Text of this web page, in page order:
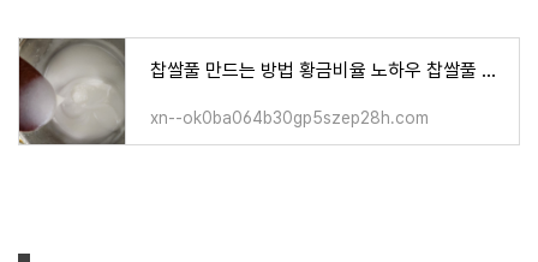
찹쌀풀 만드는 방법 황금비율 노하우 찹쌀풀 대신 밥 넣고 풀 만들기
xn--ok0ba064b30gp5szep28h.com